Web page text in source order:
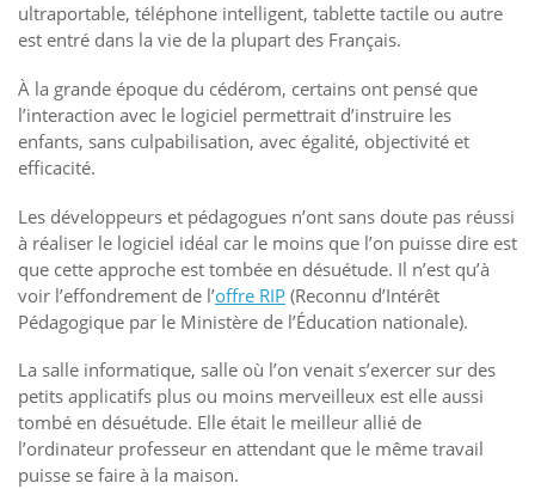
ultraportable, téléphone intelligent, tablette tactile ou autre
est entré dans la vie de la plupart des Français.
À la grande époque du cédérom, certains ont pensé que
l’interaction avec le logiciel permettrait d’instruire les
enfants, sans culpabilisation, avec égalité, objectivité et
efficacité.
Les développeurs et pédagogues n’ont sans doute pas réussi
à réaliser le logiciel idéal car le moins que l’on puisse dire est
que cette approche est tombée en désuétude. Il n’est qu’à
voir l’effondrement de l’offre RIP (Reconnu d’Intérêt
Pédagogique par le Ministère de l’Éducation nationale).
La salle informatique, salle où l’on venait s’exercer sur des
petits applicatifs plus ou moins merveilleux est elle aussi
tombé en désuétude. Elle était le meilleur allié de
l’ordinateur professeur en attendant que le même travail
puisse se faire à la maison.